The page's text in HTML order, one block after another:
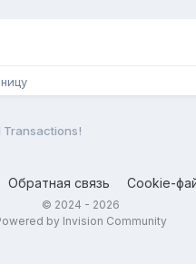
Transactions!
Обратная связь Cookie-
© 2024 - 2026
by Invision Community